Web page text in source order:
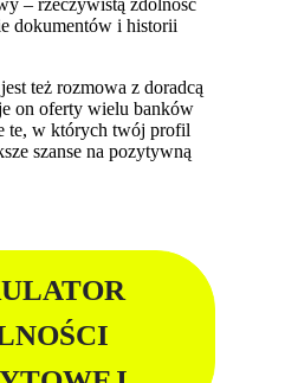
dokumentów i historii
też rozmowa z doradcą
on oferty wielu banków
te, w których twój profil
szanse na pozytywną